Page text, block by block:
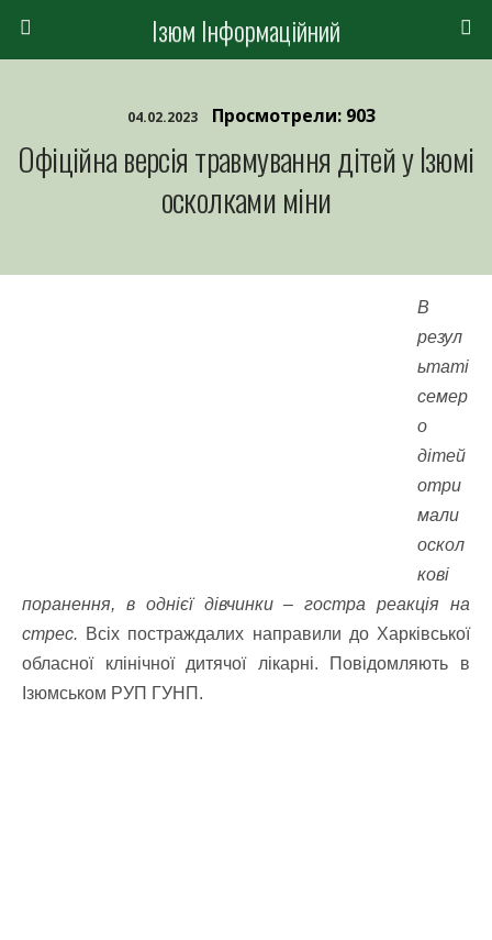
Ізюм Інформаційний
04.02.2023 Просмотрели: 903
Офіційна версія травмування дітей у Ізюмі
осколками міни
В
резул
ьтаті
семер
о
дітей
отри
мали
оскол
кові
поранення, в однієї дівчинки – гостра реакція на
стрес. Всіх постраждалих направили до Харківської
обласної клінічної дитячої лікарні. Повідомляють в
Ізюмськом РУП ГУНП.